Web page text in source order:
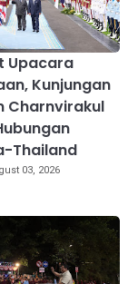
Upacara
Kunjungan
Charnvirakul
Thailand
03, 2026